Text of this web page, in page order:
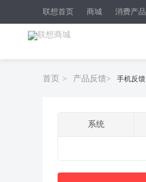
联想首页 商城 消费产品
首页 > 产品反馈> 手机反馈
系统